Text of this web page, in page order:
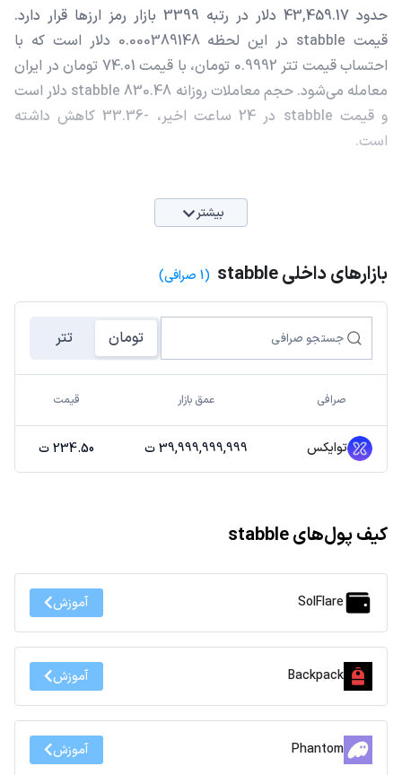
حدود 43,459.17 دلار در رتبه 3399 بازار رمز ارزها قرار دارد.
قیمت stabble در این لحظه 0.000389148 دلار است که با
احتساب قیمت تتر 0.9992 تومان، با قیمت 74.01 تومان در ایران
معامله می‌شود. حجم معاملات روزانه stabble 830.48 دلار است
و قیمت stabble در 24 ساعت اخیر، -33.36 کاهش داشته
است.
بیشتر
بازارهای داخلی stabble (1 صرافی)
تومان تتر
صرافی عمق بازار قیمت
توایکس 39,999,999,999 ت 234.50 ت
کیف پول‌های stabble
SolFlare آموزش
Backpack آموزش
Phantom آموزش